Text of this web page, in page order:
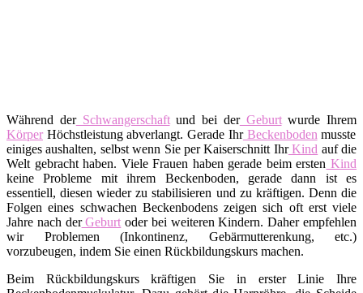
Während derSchwangerschaftund bei derGeburtwurde Ihrem
KörperHöchstleistung abverlangt. Gerade IhrBeckenboden musste
einiges aushalten, selbst wenn Sie per Kaiserschnitt IhrKind auf die
Welt gebracht haben. Viele Frauen haben gerade beim ersten Kind
keine Probleme mit ihrem Beckenboden, gerade dann ist es
essentiell, diesen wieder zu stabilisieren und zu kräftigen. Denn die
Folgen eines schwachen Beckenbodens zeigen sich oft erst viele
Jahre nach derGeburt oder bei weiteren Kindern. Daher empfehlen
wir Problemen (Inkontinenz, Gebärmutterenkung, etc.)
vorzubeugen, indem Sie einen Rückbildungskurs machen.
Beim Rückbildungskurs kräftigen Sie in erster Linie Ihre